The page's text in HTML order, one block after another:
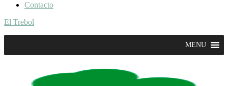
Contacto
El Trebol
MENU